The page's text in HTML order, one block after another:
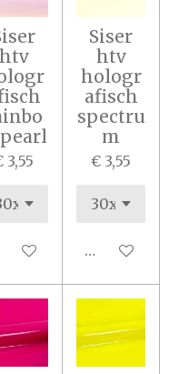
htv
3,55
mij op de hoogte
Siser
htv
hologr
afisch
spectru
m
€ 3,55
In